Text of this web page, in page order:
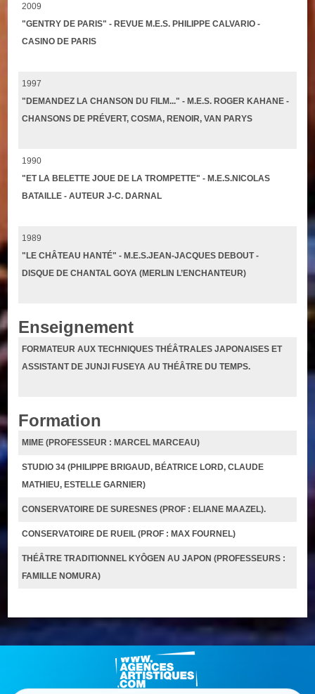
2009
"GENTRY DE PARIS" - REVUE M.E.S. PHILIPPE CALVARIO -
CASINO DE PARIS
1997
"DEMANDEZ LA CHANSON DU FILM..." - M.E.S. ROGER KAHANE -
CHANSONS DE PRÉVERT, COSMA, RENOIR, VAN PARYS
1990
"ET LA BELETTE JOUE DE LA TROMPETTE" - M.E.S.NICOLAS
BATAILLE - AUTEUR J-C. DARNAL
1989
"LE CHÂTEAU HANTÉ" - M.E.S.JEAN-JACQUES DEBOUT -
DISQUE DE CHANTAL GOYA (MERLIN L’ENCHANTEUR)
Enseignement
FORMATEUR AUX TECHNIQUES THÉÂTRALES JAPONAISES ET
ASSISTANT DE JUNJI FUSEYA AU THÉÂTRE DU TEMPS.
Formation
MIME (PROFESSEUR : MARCEL MARCEAU)
STUDIO 34 (PHILIPPE BRIGAUD, BÉATRICE LORD, CLAUDE
MATHIEU, ESTELLE GARNIER)
CONSERVATOIRE DE SURESNES (PROF : ELIANE MAAZEL).
CONSERVATOIRE DE RUEIL (PROF : MAX FOURNEL)
THÉÂTRE TRADITIONNEL KYÔGEN AU JAPON (PROFESSEURS :
FAMILLE NOMURA)